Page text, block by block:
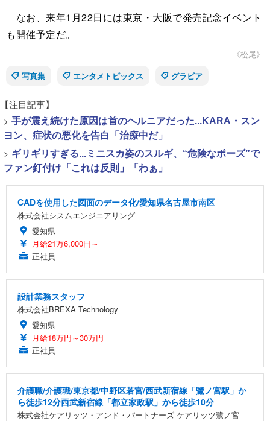
なお、来年1月22日には東京・大阪で発売記念イベント
も開催予定だ。
《松尾》
写真集
エンタメトピックス グラビア
【注目記事】
> 手が震え続けた原因は首のヘルニアだった...KARA・スン
ヨン、症状の悪化を告白「治療中だ」
> ギリギリすぎる...ミニスカ姿のスルギ、“危険なポーズ”で
ファン釘付け「これは反則」「わぁ」
CADを使用した図面のデータ化/愛知県名古屋市南区
株式会社シスムエンジニアリング
愛知県
月給21万6,000円～
正社員
設計業務スタッフ
株式会社BREXA Technology
愛知県
月給18万円～30万円
正社員
介護職/介護職/東京都/中野区若宮/西武新宿線「鷺ノ宮駅」か
ら徒歩12分西武新宿線「都立家政駅」から徒歩10分
株式会社ケアリッツ・アンド・パートナーズ ケアリッツ鷺ノ宮